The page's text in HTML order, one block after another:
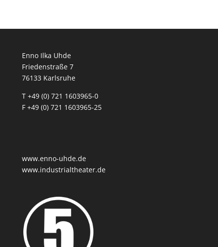
Enno Ilka Uhde
Friedenstraße 7
76133 Karlsruhe
T +49 (0) 721 1603965-0
F +49 (0) 721 1603965-25
www.enno-uhde.de
www.industrialtheater.de